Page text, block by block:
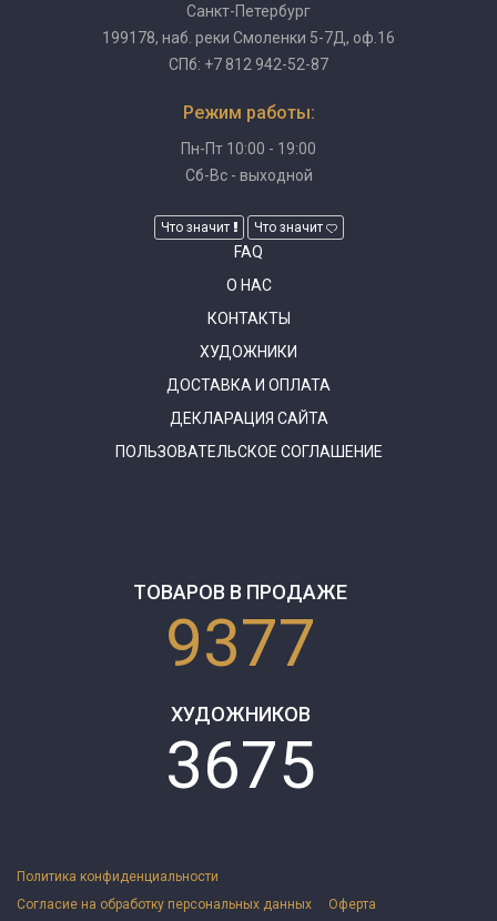
Санкт-Петербург
199178, наб. реки Смоленки 5-7Д, оф.16
СПб: +7 812 942-52-87
Режим работы:
Пн-Пт 10:00 - 19:00
Сб-Вс - выходной
Что значит Что значит
FAQ
О НАС
КОНТАКТЫ
ХУДОЖНИКИ
ДОСТАВКА И ОПЛАТА
ДЕКЛАРАЦИЯ САЙТА
ПОЛЬЗОВАТЕЛЬСКОЕ СОГЛАШЕНИЕ
ТОВАРОВ В ПРОДАЖЕ
9377
ХУДОЖНИКОВ
3675
Политика конфиденциальности
Согласие на обработку персональных данных
Оферта